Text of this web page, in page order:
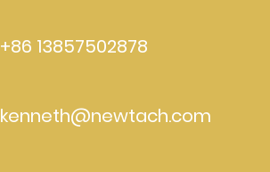
+86 13857502878
kenneth@newtach.com